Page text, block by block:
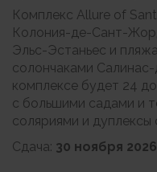
Комплекс Allure of
Колония-де-Сант-
Эльс-Эстаньес и
солончаками
комплексе будет 24
с большими садами и
соляриями и дуплексы
Сдача: 30 ноября 2026